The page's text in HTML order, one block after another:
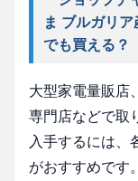
ま ブルガリ
でも買える？
大型家電量販店
専門店などで取
入手するには、
がおすすめです